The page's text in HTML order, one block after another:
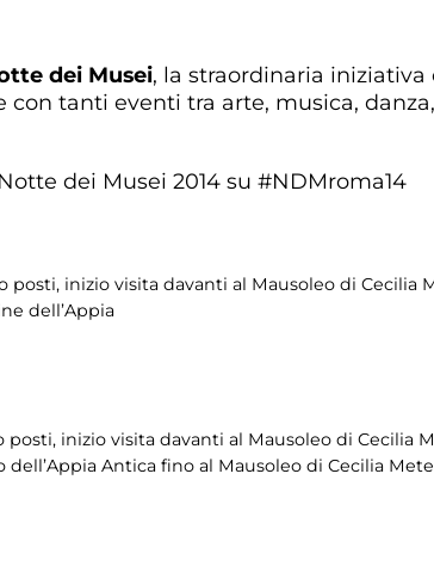
dei Musei, la straordinaria iniziativa
tanti eventi tra arte, musica,
dei Musei 2014 su #NDMroma14
inizio visita davanti al Mausoleo di Cecilia
dell’Appia
inizio visita davanti al Mausoleo di Cecilia
Antica fino al Mausoleo di Cecilia